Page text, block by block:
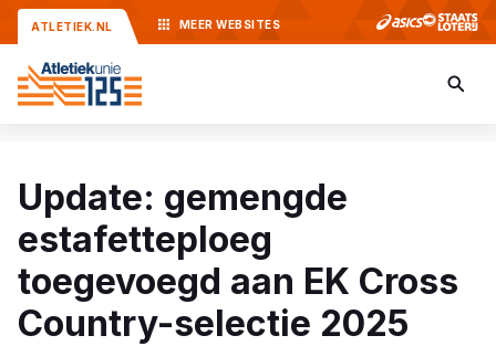
ATLETIEK.NL MEER WEBSITES
Update: gemengde
estafetteploeg
toegevoegd aan EK Cross
Country-selectie 2025